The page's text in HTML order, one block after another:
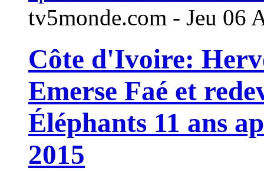
tv5monde.com - Jeu 06
Côte d'Ivoire:
Emerse Faé et
Éléphants 11 ans
2015